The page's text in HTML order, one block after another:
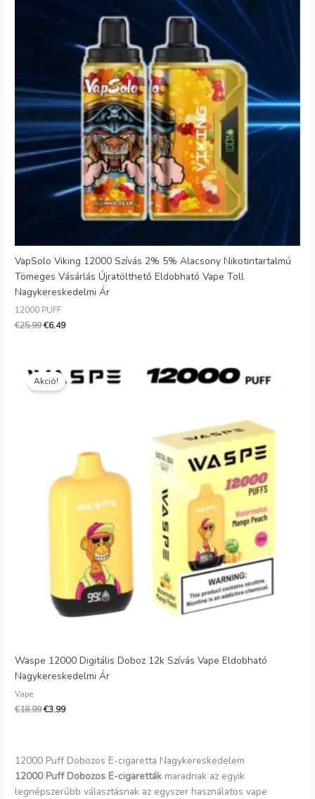
VapSolo Viking 12000 Szívás 2% 5% Alacsony Nikotintartalmú
Tömeges Vásárlás Újratölthető Eldobható Vape Toll
Nagykereskedelmi Ár
12000 PUFF
€25.99€6.49
Akció!
Waspe 12000 Digitális Doboz 12k Szívás Vape Eldobható
Nagykereskedelmi Ár
Vape
€18.99
ár:
€18.99.
€3.99
ár:
€3.99.
12000 Puff Dobozos E-cigaretta Nagykereskedelem
12000 Puff Dobozos E-cigaretták maradnak az egyik
legnépszerűbb választásnak az egyszer használatos vape